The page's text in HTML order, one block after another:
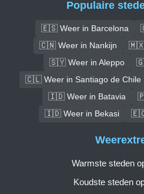
Populaire
🇪🇸 Weer in Barcelona
🇨🇳 Weer in Nankijn
🇲🇽
🇸🇾 Weer in Aleppo
🇨🇱 Weer in Santiago de Chile
🇮🇩 Weer in Batavia
🇮🇩 Weer in Bekasi
🇪🇨
Warmste steden
Koudste steden